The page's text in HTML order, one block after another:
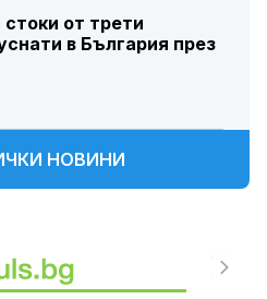
от трети
в България през
НОВИНИ